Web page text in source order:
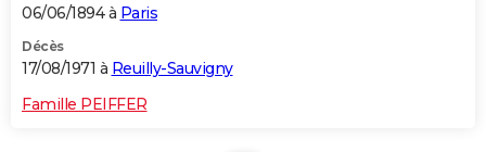
06/06/1894 à Paris
Décès
17/08/1971 à Reuilly-Sauvigny
Famille PEIFFER